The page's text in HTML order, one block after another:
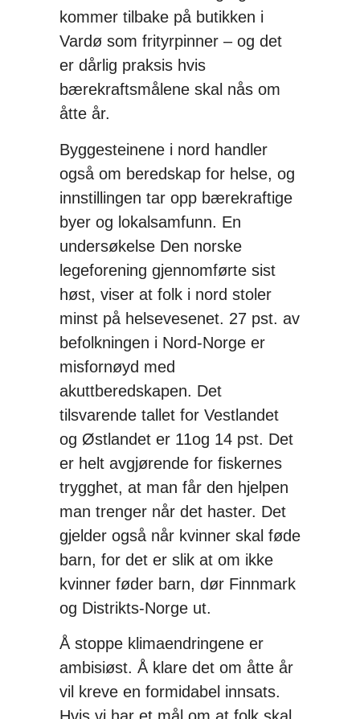
kommer tilbake på butikken i
Vardø som frityrpinner – og det
er dårlig praksis hvis
bærekraftsmålene skal nås om
åtte år.
Byggesteinene i nord handler
også om beredskap for helse, og
innstillingen tar opp bærekraftige
byer og lokalsamfunn. En
undersøkelse Den norske
legeforening gjennomførte sist
høst, viser at folk i nord stoler
minst på helsevesenet. 27 pst. av
befolkningen i Nord-Norge er
misfornøyd med
akuttberedskapen. Det
tilsvarende tallet for Vestlandet
og Østlandet er 11og 14 pst. Det
er helt avgjørende for fiskernes
trygghet, at man får den hjelpen
man trenger når det haster. Det
gjelder også når kvinner skal føde
barn, for det er slik at om ikke
kvinner føder barn, dør Finnmark
og Distrikts-Norge ut.
Å stoppe klimaendringene er
ambisiøst. Å klare det om åtte år
vil kreve en formidabel innsats.